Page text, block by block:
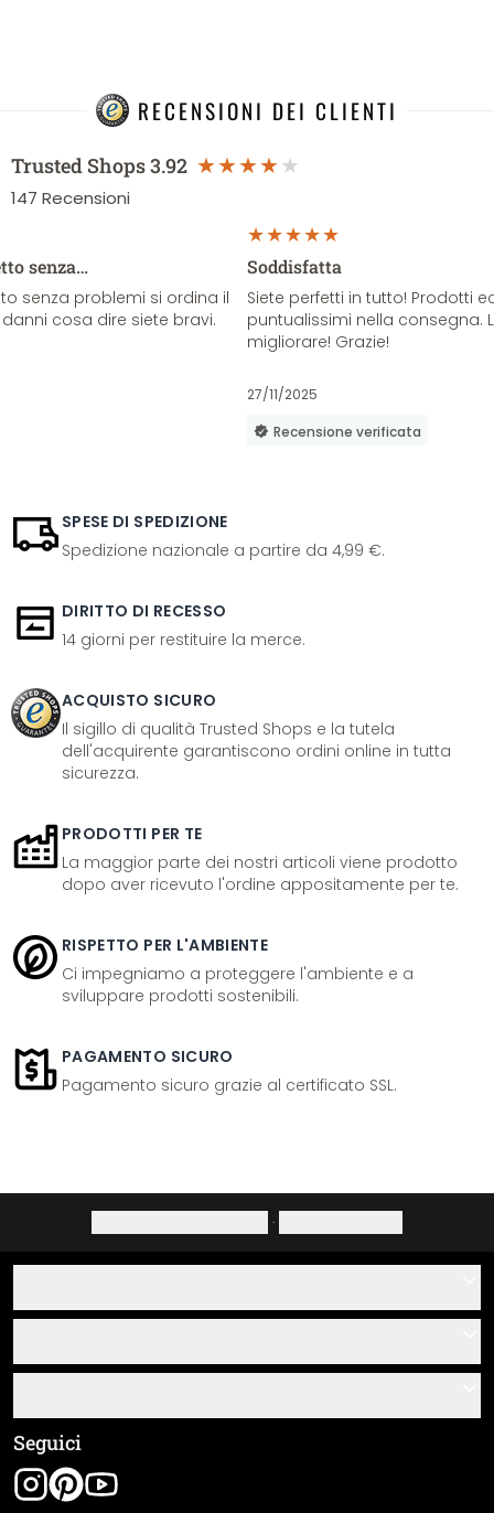
RECENSIONI DEI CLIENTI
Trusted Shops3.92
147 Recensioni
senza…
senza problemi si ordina il
cosa dire siete bravi.
Soddisfatta
Siete perfetti in tutto! Prodotti
puntualissimi nella consegna.
migliorare! Grazie!
27/11/2025
Recensione verificata
SPESE DI SPEDIZIONE
Spedizione nazionale a partire da 4,99 €.
DIRITTO DI RECESSO
14 giorni per restituire la merce.
ACQUISTO SICURO
Il sigillo di qualità Trusted Shops e la tutela
dell'acquirente garantiscono ordini online in tutta
sicurezza.
PRODOTTI PER TE
La maggior parte dei nostri articoli viene prodotto
dopo aver ricevuto l'ordine appositamente per te.
RISPETTO PER L'AMBIENTE
Ci impegniamo a proteggere l'ambiente e a
sviluppare prodotti sostenibili.
PAGAMENTO SICURO
Pagamento sicuro grazie al certificato SSL.
·
Chi siamo
Istruzioni di posa e montaggio
Panoramica dei materiali
Tracciamento spedizione
Termini e condizioni generali
Note legali
Seguici